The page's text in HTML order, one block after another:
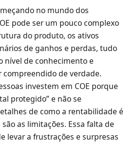
no mundo dos
pode ser um pouco complexo
do produto, os ativos
de ganhos e perdas, tudo
nível de conhecimento e
compreendido de verdade.
investem em COE porque
protegido” e não se
de como a rentabilidade é
as limitações. Essa falta de
levar a frustrações e surpresas